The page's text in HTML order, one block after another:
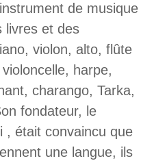
de musique
livres et des
violon, alto, flûte
harpe,
charango, Tarka,
fondateur, le
, était convaincu que
une langue, ils